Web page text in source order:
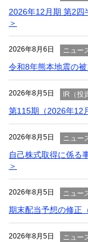
2026年12月期 第2四
＞
2026年8月6日 ニュー
令和8年熊本地震の
2026年8月5日 IR（投
第115期（2026年12
2026年8月5日 ニュー
自己株式取得に係る
＞
2026年8月5日 ニュー
期末配当予想の修正
2026年8月5日 ニュー